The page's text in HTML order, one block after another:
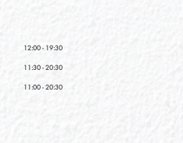
12:00 - 19:30
11:30 - 20:30
11:00 - 20:30